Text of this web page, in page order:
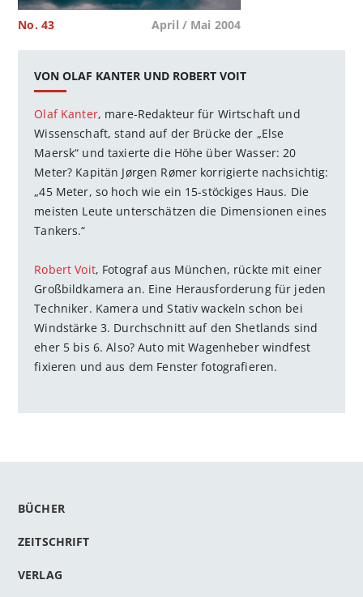
No. 43 April / Mai 2004
VON OLAF KANTER UND ROBERT VOIT
Olaf Kanter, mare-Redakteur für Wirtschaft und
Wissenschaft, stand auf der Brücke der „Else
Maersk“ und taxierte die Höhe über Wasser: 20
Meter? Kapitän Jørgen Rømer korrigierte nachsichtig:
„45 Meter, so hoch wie ein 15-stöckiges Haus. Die
meisten Leute unterschätzen die Dimensionen eines
Tankers.“
Robert Voit, Fotograf aus München, rückte mit einer
Großbildkamera an. Eine Herausforderung für jeden
Techniker. Kamera und Stativ wackeln schon bei
Windstärke 3. Durchschnitt auf den Shetlands sind
eher 5 bis 6. Also? Auto mit Wagenheber windfest
fixieren und aus dem Fenster fotografieren.
BÜCHER
ZEITSCHRIFT
VERLAG